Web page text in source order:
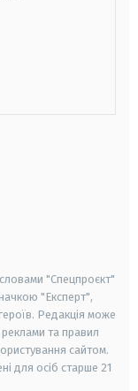
словами "Спецпроєкт"
"Експерт",
Редакція може
та правил
сайтом.
для осіб старше 21